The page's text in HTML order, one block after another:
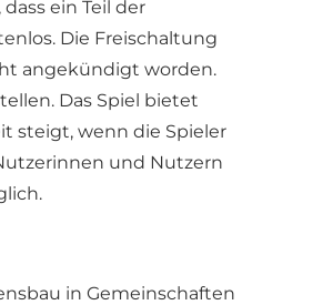
ein Teil der
Die Freischaltung
angekündigt worden.
Das Spiel bietet
steigt, wenn die Spieler
und Nutzern
in Gemeinschaften